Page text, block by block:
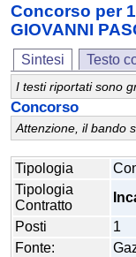
Concorso per
GIOVANNI
Sintesi Testo
I testi riportati sono
Concorso
Attenzione, il bando
Tipologia
Tipologia
Contratto
Posti
1
Fonte: